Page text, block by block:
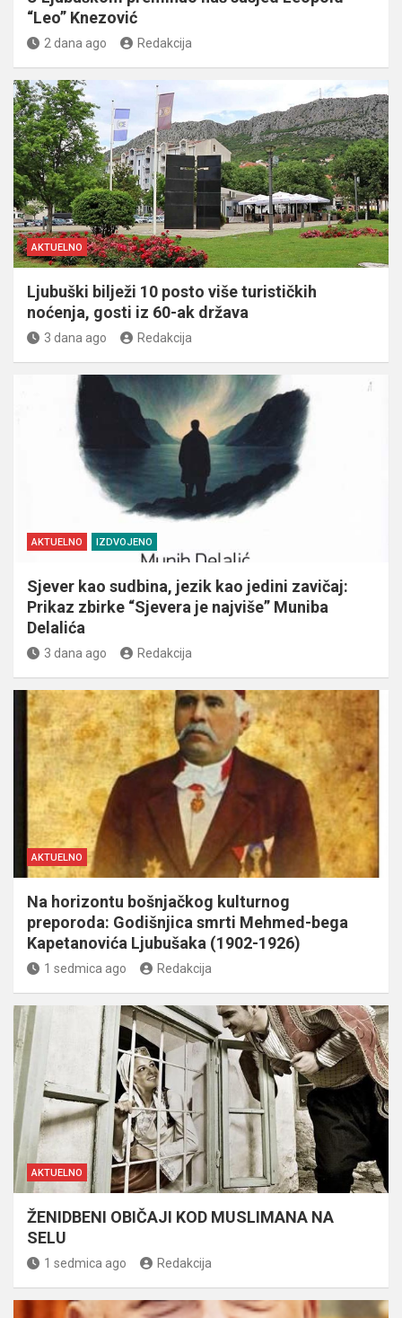
“Leo” Knezović
2 dana ago Redakcija
AKTUELNO
Ljubuški bilježi 10 posto više turističkih
noćenja, gosti iz 60-ak država
3 dana ago Redakcija
AKTUELNO IZDVOJENO
Sjever kao sudbina, jezik kao jedini zavičaj:
Prikaz zbirke “Sjevera je najviše” Muniba
Delalića
3 dana ago Redakcija
AKTUELNO
Na horizontu bošnjačkog kulturnog
preporoda: Godišnjica smrti Mehmed-bega
Kapetanovića Ljubušaka (1902-1926)
1 sedmica ago Redakcija
AKTUELNO
ŽENIDBENI OBIČAJI KOD MUSLIMANA NA
SELU
1 sedmica ago Redakcija